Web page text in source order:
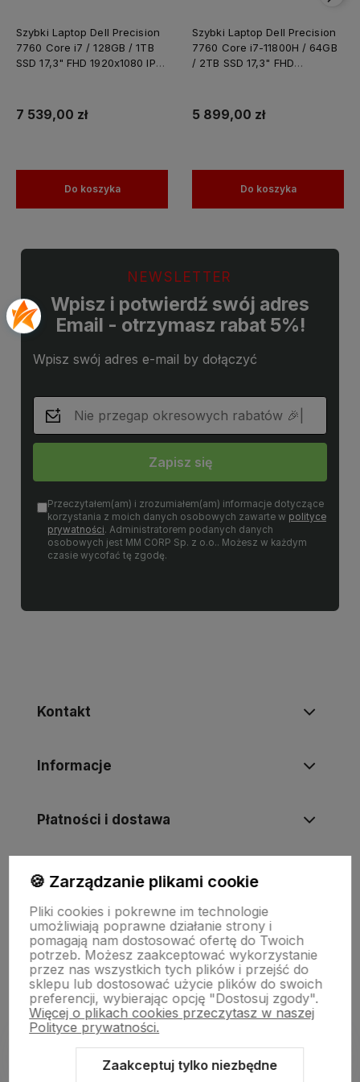
Szybki Laptop Dell Precision
7760 Core i7 / 128GB / 1TB
SSD 17,3" FHD 1920x1080 IPS
Laptop do Grafiki
Projektowania
7 539,00 zł
Do koszyka
Szybki Laptop Dell Precision
7760 Core i7-11800H / 64GB
/ 2TB SSD 17,3" FHD
11 PRO / Laptop do Grafiki
Projektowania
5 899,00 zł
Do koszyka
NEWSLETTER
Wpisz i potwierdź swój adres
Email - otrzymasz rabat 5%!
Wpisz swój adres e-mail by dołączyć
Zapisz się
Przeczytałem(am) i zrozumiałem(am) informacje dotyczące
korzystania z moich danych osobowych zawarte w polityce
prywatności. Administratorem podanych danych
osobowych jest MM CORP Sp. z o.o.. Możesz w każdym
czasie wycofać tę zgodę.
Kontakt
Informacje
Płatności i dostawa
Informacje
O nas
🍪 Zarządzanie plikami cookie
Pliki cookies i pokrewne im technologie
umożliwiają poprawne działanie strony i
pomagają nam dostosować ofertę do Twoich
potrzeb. Możesz zaakceptować wykorzystanie
przez nas wszystkich tych plików i przejść do
sklepu lub dostosować użycie plików do swoich
preferencji, wybierając opcję "Dostosuj zgody".
Więcej o plikach cookies przeczytasz w naszej
Polityce prywatności.
Zaakceptuj tylko niezbędne